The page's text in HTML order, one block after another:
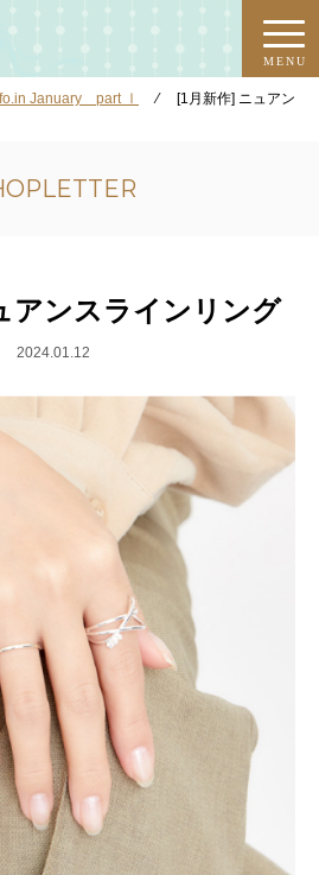
MENU
January part Ⅰ ⁄
[1月新作] ニュアン
アンスラインリング
2024.01.12